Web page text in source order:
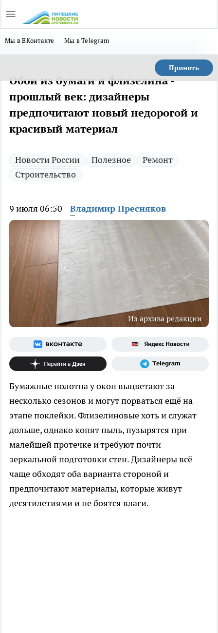
Мы в ВКонтакте Мы в Telegram
Принять
Обои из бумаги и флизелина -
прошлый век: дизайнеры
предпочитают новый недорогой и
красивый материал
Новости России Полезное
Ремонт
Строительство
9 июля 06:50 Владимир Пресняков
Из архива редакции
Бумажные полотна у окон выцветают за
несколько сезонов и могут порваться ещё на
этапе поклейки. Флизелиновые хоть и служат
дольше, однако копят пыль, пузырятся при
малейшей протечке и требуют почти
зеркальной подготовки стен. Дизайнеры всё
чаще обходят оба варианта стороной и
предпочитают материалы, которые живут
десятилетиями и не боятся влаги.